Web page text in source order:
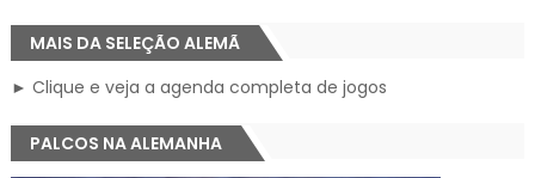
MAIS DA SELEÇÃO ALEMÃ
► Clique e veja a agenda completa de jogos
PALCOS NA ALEMANHA